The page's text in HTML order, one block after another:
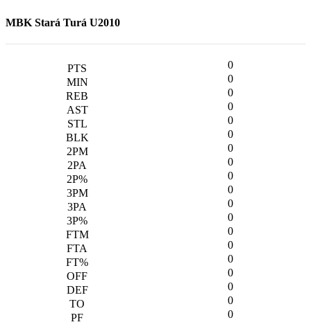
MBK Stará Turá U2010
0
0
0
0
0
0
0
0
0
0
0
0
0
0
0
0
0
0
0